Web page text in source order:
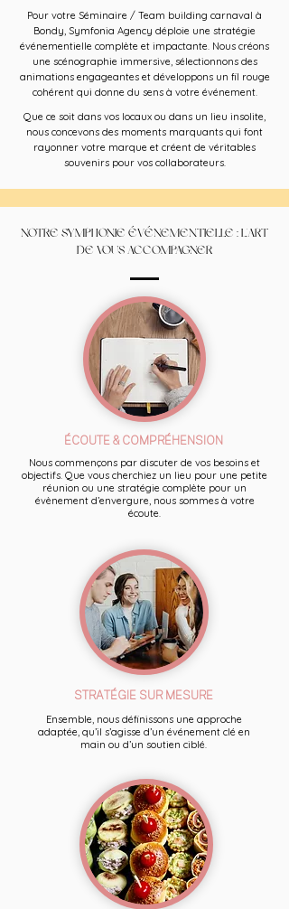
Pour votre Séminaire / Team building carnaval à
Bondy, Symfonia Agency déploie une stratégie
événementielle complète et impactante. Nous créons
une scénographie immersive, sélectionnons des
animations engageantes et développons un fil rouge
cohérent qui donne du sens à votre événement.
Que ce soit dans vos locaux ou dans un lieu insolite,
nous concevons des moments marquants qui font
rayonner votre marque et créent de véritables
souvenirs pour vos collaborateurs.
NOTRE SYMPHONIE ÉVÉNEMENTIELLE : L'ART
DE VOUS ACCOMPAGNER
ÉCOUTE & COMPRÉHENSION
Nous commençons par discuter de vos besoins et
objectifs. Que vous cherchiez un lieu pour une petite
réunion ou une stratégie complète pour un
évènement d’envergure, nous sommes à votre
écoute.
STRATÉGIE SUR MESURE
Ensemble, nous définissons une approche
adaptée, qu’il s’agisse d’un événement clé en
main ou d’un soutien ciblé.